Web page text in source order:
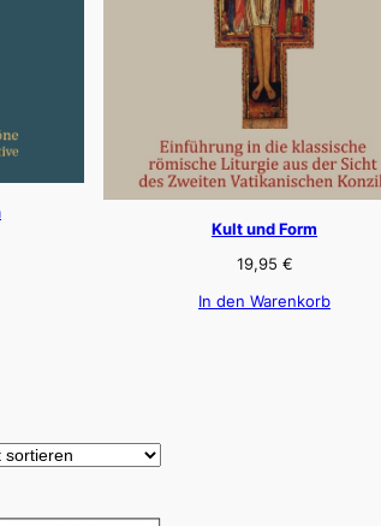
Kult und Form
19,95 €
In den Warenkorb